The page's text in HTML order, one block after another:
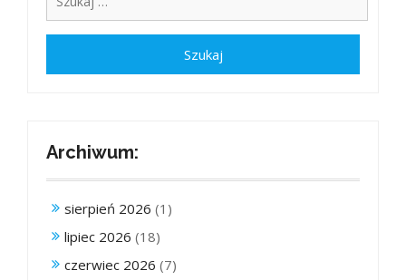
Archiwum:
sierpień 2026 (1)
lipiec 2026 (18)
czerwiec 2026 (7)